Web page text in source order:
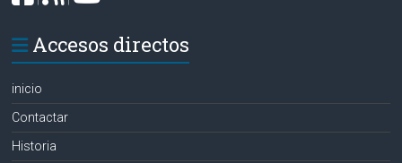
Accesos directos
inicio
Contactar
Historia